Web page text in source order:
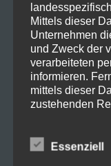
PS5 von
Grund dafür
Jetzt gibt’s
Preis wieder
Bei
529,99 €
Mittels dieser
Unternehmen
und Zweck der
verarbeiteten
informieren.
mittels dieser
zustehenden
Wir haben als
zahlreiche
Essenziell